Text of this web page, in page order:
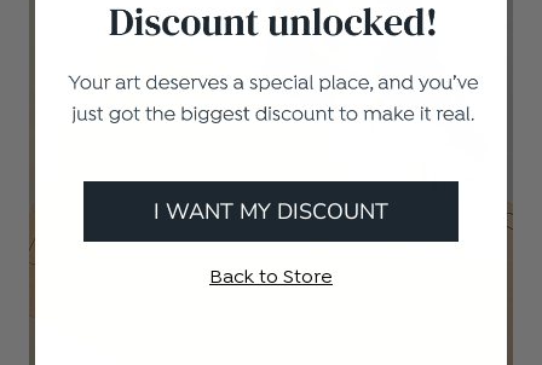
I WANT MY DISCOUNT
Back to Store